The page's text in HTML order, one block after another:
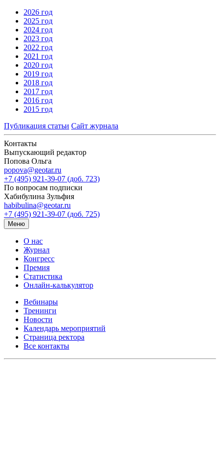
2026 год
2025 год
2024 год
2023 год
2022 год
2021 год
2020 год
2019 год
2018 год
2017 год
2016 год
2015 год
Публикация статьи Сайт журнала
Контакты
Выпускающий редактор
Попова Ольга
popova@geotar.ru
+7 (495) 921-39-07 (доб. 723)
По вопросам подписки
Хабибулина Зульфия
habibulina@geotar.ru
+7 (495) 921-39-07 (доб. 725)
Меню
О нас
Журнал
Конгресс
Премия
Статистика
Онлайн-калькулятор
Вебинары
Тренинги
Новости
Календарь мероприятий
Страница ректора
Все контакты